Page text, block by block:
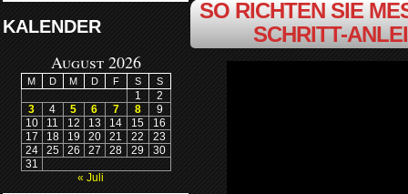
KALENDER
August 2026
M D M D F S S
1
2
3
4 5 6 7 8
9
10
11 12 13 14 15
16
17
18 19 20 21 22
23
24
25 26 27 28 29
30
31
« Juli
SO RICHTEN SIE
SCHRITT-